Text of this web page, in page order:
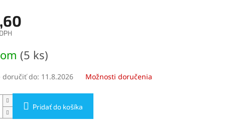
(5 ks)
doručiť do: 11.8.2026 Možnosti doručenia
Pridať do košíka